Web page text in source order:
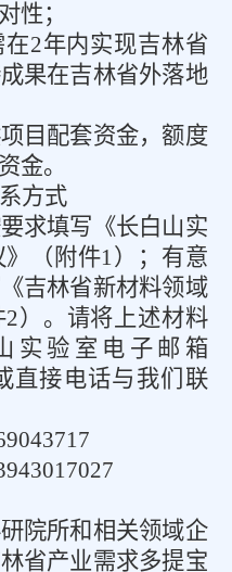
性；
在2年内实现吉林省
果在吉林省外落地
目配套资金，额度
金。
方式
求填写《长白山实
（附件1）；有意
吉林省新材料领域
2）。请将上述材料
实验室电子邮箱
直接电话与我们联
院所和相关领域企
省产业需求多提宝